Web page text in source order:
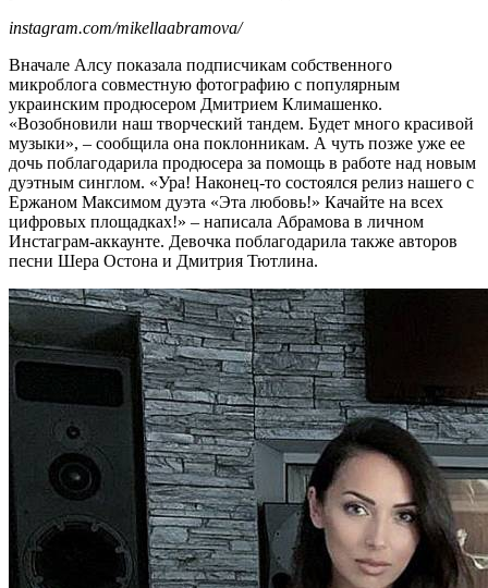
instagram.com/mikellaabramova/
Вначале Алсу показала подписчикам собственного
микроблога совместную фотографию с популярным
украинским продюсером Дмитрием Климашенко.
«Возобновили наш творческий тандем. Будет много красивой
музыки», – сообщила она поклонникам. А чуть позже уже ее
дочь поблагодарила продюсера за помощь в работе над новым
дуэтным синглом. «Ура! Наконец-то состоялся релиз нашего с
Ержаном Максимом дуэта «Эта любовь!» Качайте на всех
цифровых площадках!» – написала Абрамова в личном
Инстаграм-аккаунте. Девочка поблагодарила также авторов
песни Шера Остона и Дмитрия Тютлина.